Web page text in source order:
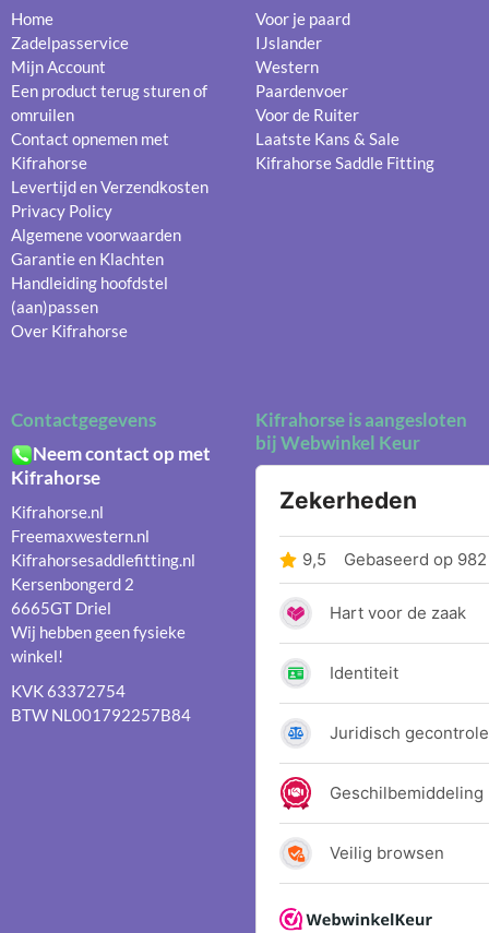
Voor je paard
IJslander
Western
Paardenvoer
Voor de Ruiter
Laatste Kans & Sale
Kifrahorse Saddle Fitting
Home
Zadelpasservice
Mijn Account
Een product terug sturen of
omruilen
Contact opnemen met
Kifrahorse
Levertijd en Verzendkosten
Privacy Policy
Algemene voorwaarden
Garantie en Klachten
Handleiding hoofdstel
(aan)passen
Over Kifrahorse
Contactgegevens
Neem contact op met
Kifrahorse
Kifrahorse.nl
Freemaxwestern.nl
Kifrahorsesaddlefitting.nl
Kersenbongerd 2
6665GT Driel
Wij hebben geen fysieke
winkel!
KVK 63372754
BTW NL001792257B84
Kifrahorse is aangesloten
bij Webwinkel Keur